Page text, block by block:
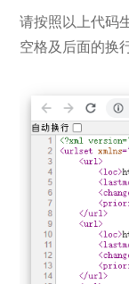
请按照以上代码
空格及后面的换